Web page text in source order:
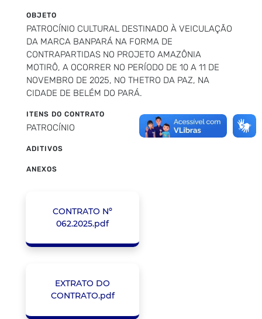
OBJETO
PATROCÍNIO CULTURAL DESTINADO À VEICULAÇÃO
DA MARCA BANPARÁ NA FORMA DE
CONTRAPARTIDAS NO PROJETO AMAZÔNIA
MOTIRÔ, A OCORRER NO PERÍODO DE 10 A 11 DE
NOVEMBRO DE 2025, NO THETRO DA PAZ, NA
CIDADE DE BELÉM DO PARÁ.
ITENS DO CONTRATO
PATROCÍNIO
ADITIVOS
ANEXOS
CONTRATO Nº
062.2025.pdf
EXTRATO DO
CONTRATO.pdf